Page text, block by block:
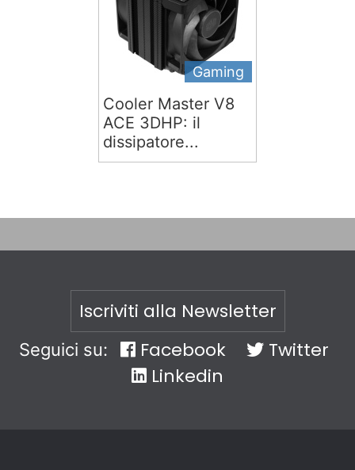
Gaming
Cooler Master V8
ACE 3DHP: il
dissipatore...
Iscriviti alla Newsletter
Seguici su: Facebook
Twitter
Linkedin